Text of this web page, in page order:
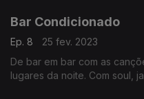
Bar Condicionado
Ep. 8
25 fev. 2023
De bar em bar com as
lugares da noite. Com soul,